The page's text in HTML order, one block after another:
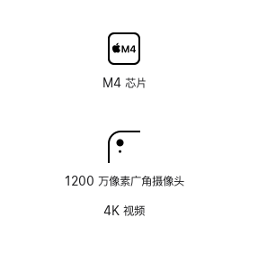
技
术
配
纳
纹
板
M4 芯片
1200 万像素广角摄像头
4K 视频